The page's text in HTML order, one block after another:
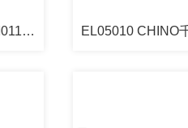
ZM011 CHINO千野 ZM011记录纸